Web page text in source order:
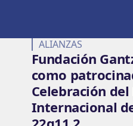
Cabecera
ALIANZAS
Fundación
como
Celebración del
Internacional